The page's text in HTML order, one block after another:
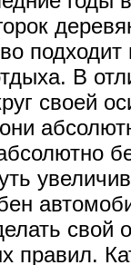
В
своей
свой
правил.